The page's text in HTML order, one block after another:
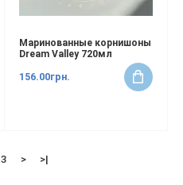
Маринованные корнишоны
Dream Valley 720мл
156.00грн.
3 > >|